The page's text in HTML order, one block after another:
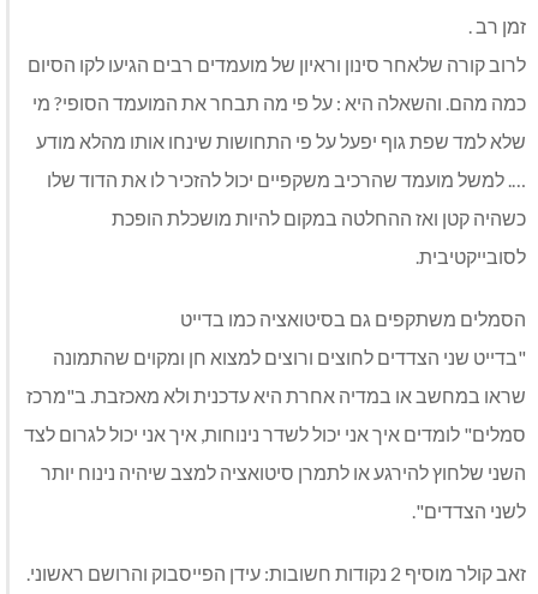
זמן רב .
לרוב קורה שלאחר סינון וראיון של מועמדים רבים הגיעו לקו הסיום
כמה מהם. והשאלה היא : על פי מה תבחר את המועמד הסופי? מי
שלא למד שפת גוף יפעל על פי התחושות שינחו אותו מהלא מודע
…. למשל מועמד שהרכיב משקפיים יכול להזכיר לו את הדוד שלו
כשהיה קטן ואז ההחלטה במקום להיות מושכלת הופכת
לסובייקטיבית.
הסמלים משתקפים גם בסיטואציה כמו בדייט
"בדייט שני הצדדים לחוצים ורוצים למצוא חן ומקוים שהתמונה
שראו במחשב או במדיה אחרת היא עדכנית ולא מאכזבת. ב"מרכז
סמלים" לומדים איך אני יכול לשדר נינוחות, איך אני יכול לגרום לצד
השני שלחוץ להירגע או לתמרן סיטואציה למצב שיהיה נינוח יותר
לשני הצדדים".
זאב קולר מוסיף 2 נקודות חשובות: עידן הפייסבוק והרושם ראשוני.